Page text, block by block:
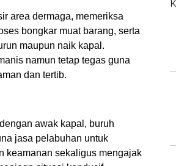
area dermaga, memeriksa
bongkar muat barang, serta
maupun naik kapal.
namun tetap tegas guna
dan tertib.
awak kapal, buruh
jasa pelabuhan untuk
keamanan sekaligus mengajak